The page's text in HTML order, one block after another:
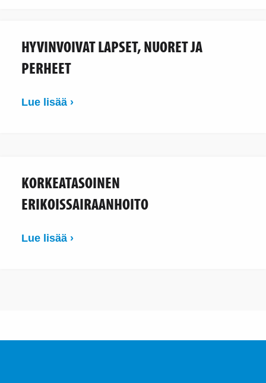
HYVINVOIVAT LAPSET, NUORET JA
PERHEET
Lue lisää ›
KORKEATASOINEN
ERIKOISSAIRAANHOITO
Lue lisää ›